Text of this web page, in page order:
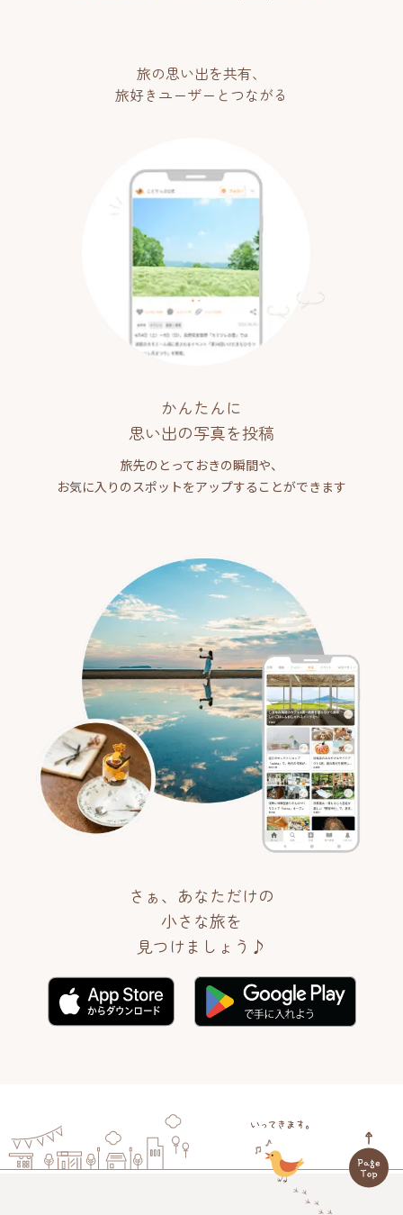
旅の思い出を共有、
旅好きユーザーとつながる
かんたんに
思い出の写真を投稿
旅先のとっておきの瞬間や、
お気に入りのスポットをアップすることができます
さぁ、あなただけの
小さな旅を
見つけましょう♪